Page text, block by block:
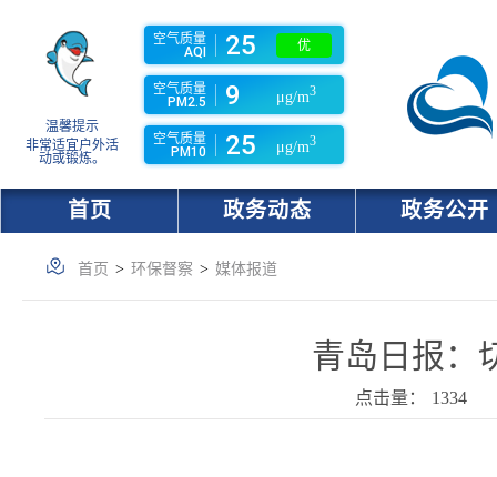
温馨提示
非常适宜户外活
动或锻炼。
空气质量
AQI
25 优
空气质量
PM2.5
9 μg/m3
空气质量
PM10
25 μg/m3
首页 政务动态 政务公开
首页 > 环保督察 > 媒体报道
青岛日报：
点击量： 1334